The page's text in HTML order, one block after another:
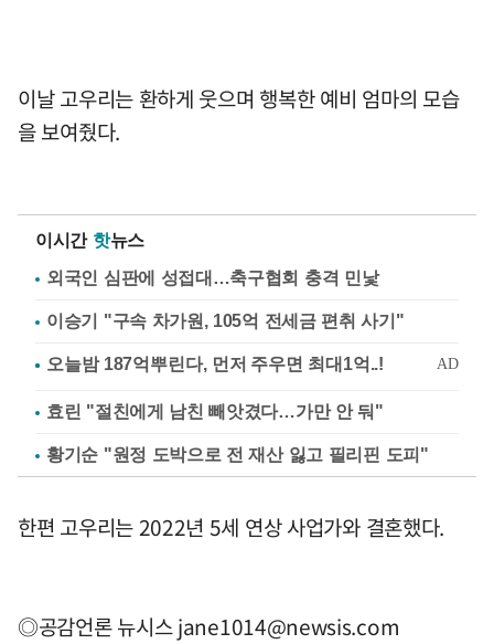
이날 고우리는 환하게 웃으며 행복한 예비 엄마의 모습
을 보여줬다.
이시간 핫뉴스
외국인 심판에 성접대…축구협회 충격 민낯
이승기 "구속 차가원, 105억 전세금 편취 사기"
효린 "절친에게 남친 빼앗겼다…가만 안 둬"
황기순 "원정 도박으로 전 재산 잃고 필리핀 도피"
한편 고우리는 2022년 5세 연상 사업가와 결혼했다.
◎공감언론 뉴시스jane1014@newsis.com